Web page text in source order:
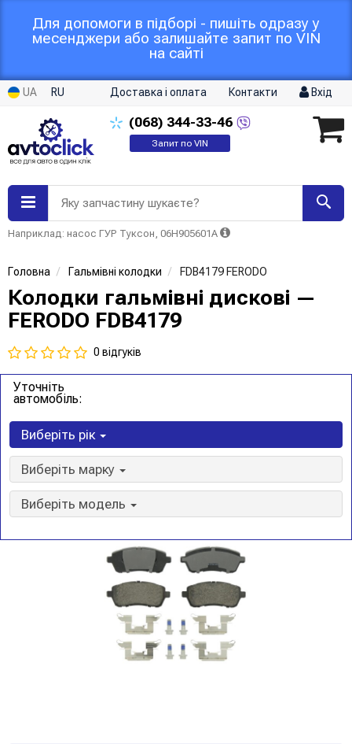
Для допомоги в підборі - пишіть одразу у
месенджери або залишайте запит по VIN
на сайті
UA RU Доставка і оплата Контакти Вхід
(068) 344-33-46
Запит по VIN
Яку запчастину шукаєте?
Наприклад: насос ГУР Туксон, 06H905601A
Головна Гальмівні колодки FDB4179 FERODO
Колодки гальмівні дискові —
FERODO FDB4179
0 відгуків
Уточніть
автомобіль:
Виберіть рік
Виберіть марку
Виберіть модель